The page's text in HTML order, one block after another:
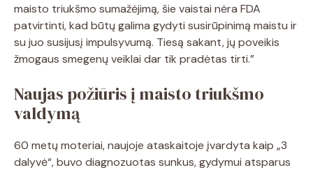
maisto triukšmo sumažėjimą, šie vaistai nėra FDA
patvirtinti, kad būtų galima gydyti susirūpinimą maistu ir
su juo susijusį impulsyvumą. Tiesą sakant, jų poveikis
žmogaus smegenų veiklai dar tik pradėtas tirti.”
Naujas požiūris į maisto triukšmo
valdymą
60 metų moteriai, naujoje ataskaitoje įvardyta kaip „3
dalyvė“, buvo diagnozuotas sunkus, gydymui atsparus